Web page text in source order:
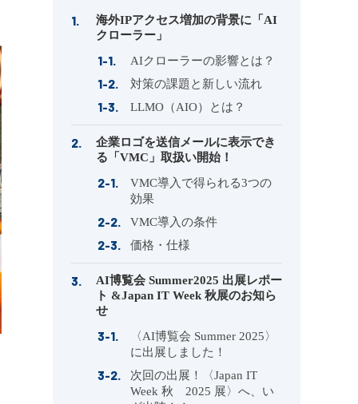
海外IPアクセス増加の背景に「AI
クローラー」
AIクローラーの影響とは？
対策の課題と新しい流れ
LLMO（AIO）とは？
企業ロゴを送信メールに表示でき
る「VMC」取扱い開始！
VMC導入で得られる3つの
効果
VMC導入の条件
価格・仕様
AI博覧会 Summer2025 出展レポー
ト &Japan IT Week 秋展のお知ら
せ
〈AI博覧会 Summer 2025〉
に出展しました！
次回の出展！〈Japan IT
Week 秋 2025 展〉へ、い